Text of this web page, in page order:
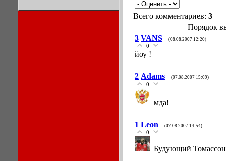
Всего комментариев: 3
Порядок
3 VANS (08.08.2007 12:20)
0
йоу !
2 Adams (07.08.2007 15:09)
0
мда!
1 Leon (07.08.2007 14:54)
0
Будующий